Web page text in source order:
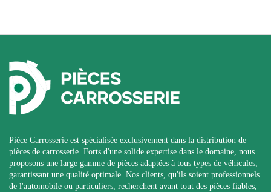
Pièce Carrosserie est spécialisée exclusivement dans la distribution de
pièces de carrosserie. Forts d'une solide expertise dans le domaine, nous
proposons une large gamme de pièces adaptées à tous types de véhicules,
garantissant une qualité optimale. Nos clients, qu'ils soient professionnels
de l'automobile ou particuliers, recherchent avant tout des pièces fiables,